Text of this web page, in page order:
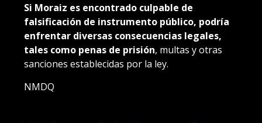
Si Moraiz es encontrado culpable de
falsificación de instrumento público, podría
enfrentar diversas consecuencias legales,
tales como penas de prisión, multas y otras
sanciones establecidas por la ley.
NMDQ